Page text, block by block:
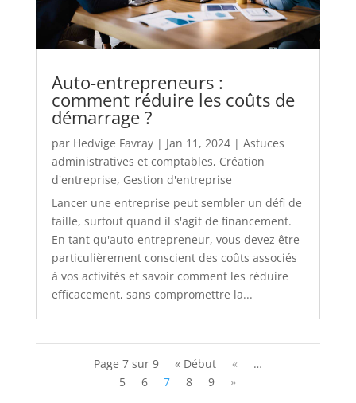
Auto-entrepreneurs :
comment réduire les coûts de
démarrage ?
par Hedvige Favray| Jan 11, 2024| Astuces
administratives et comptables, Création
d'entreprise, Gestion d'entreprise
Lancer une entreprise peut sembler un défi de
taille, surtout quand il s'agit de financement.
En tant qu'auto-entrepreneur, vous devez être
particulièrement conscient des coûts associés
à vos activités et savoir comment les réduire
efficacement, sans compromettre la...
Page 7 sur 9 « Début «
…
5
6 7 8 9 »